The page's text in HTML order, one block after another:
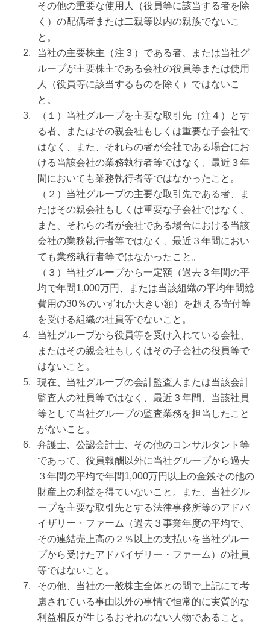
その他の重要な使用人（役員等に該当する者を除
く）の配偶者または二親等以内の親族でないこ
と。
当社の主要株主（注３）である者、または当社グ
ループが主要株主である会社の役員等または使用
人（役員等に該当するものを除く）ではないこ
と。
（１）当社グループを主要な取引先（注４）とす
る者、またはその親会社もしくは重要な子会社で
はなく、また、それらの者が会社である場合にお
ける当該会社の業務執行者等ではなく、最近３年
間においても業務執行者等ではなかったこと。
（２）当社グループの主要な取引先である者、ま
たはその親会社もしくは重要な子会社ではなく、
また、それらの者が会社である場合における当該
会社の業務執行者等ではなく、最近３年間におい
ても業務執行者等ではなかったこと。
（３）当社グループから一定額（過去３年間の平
均で年間1,000万円、または当該組織の平均年間総
費用の30％のいずれか大きい額）を超える寄付等
を受ける組織の社員等でないこと。
当社グループから役員等を受け入れている会社、
またはその親会社もしくはその子会社の役員等で
はないこと。
現在、当社グループの会計監査人または当該会計
監査人の社員等ではなく、最近３年間、当該社員
等として当社グループの監査業務を担当したこと
がないこと。
弁護士、公認会計士、その他のコンサルタント等
であって、役員報酬以外に当社グループから過去
３年間の平均で年間1,000万円以上の金銭その他の
財産上の利益を得ていないこと。また、当社グル
ープを主要な取引先とする法律事務所等のアドバ
イザリー・ファーム（過去３事業年度の平均で、
その連結売上高の２％以上の支払いを当社グルー
プから受けたアドバイザリー・ファーム）の社員
等ではないこと。
その他、当社の一般株主全体との間で上記にて考
慮されている事由以外の事情で恒常的に実質的な
利益相反が生じるおそれのない人物であること。